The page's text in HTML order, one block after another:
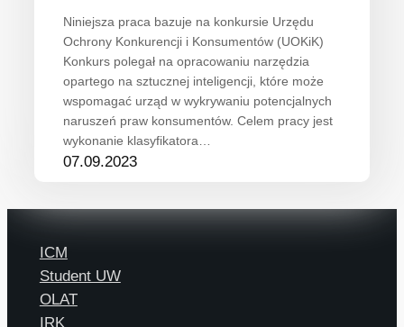
Niniejsza praca bazuje na konkursie Urzędu
Ochrony Konkurencji i Konsumentów (UOKiK)
Konkurs polegał na opracowaniu narzędzia
opartego na sztucznej inteligencji, które może
wspomagać urząd w wykrywaniu potencjalnych
naruszeń praw konsumentów. Celem pracy jest
wykonanie klasyfikatora…
07.09.2023
ICM
Student UW
OLAT
IRK